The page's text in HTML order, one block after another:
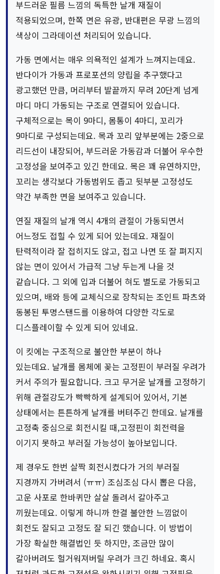
부드러운 필름 느낌의 독특한 날개 재질이
적용되었으며, 한쪽 면은 유광, 반대편은 무광 느낌의
색상이 그라데이션 처리되어 있습니다.
가동 면에서는 매우 의욕적인 설계가 느껴지는데요.
반다이가 가동과 프로포션의 양립을 추구했다고
광고했던 만큼, 머리부터 발끝까지 무려 20단계 넘게
마디 마디 가동되는 구조로 연결되어 있습니다.
구체적으로는 목이 9마디, 몸통이 4마디, 꼬리가
9마디로 구성되는데요. 목과 꼬리 앞부분에는 2중으로
리드선이 내장되어, 부드러운 가동감과 더불어 우수한
고정성을 보여주고 있긴 한데요. 목은 꽤 유연하지만,
꼬리는 생각보다 가동범위도 좁고 뒷부분 고정성도
약간 부족한 면을 보여주고 있습니다.
연질 재질의 날개 역시 4개의 관절이 가동되면서
어느정도 접힐 수 있게 되어 있는데요. 재질이
탄력적이라 잘 접히지도 않고, 접고 나면 또 잘 펴지지
않는 면이 있어서 가급적 그냥 두는게 나을 것
같습니다. 그 외에 입과 더불어 혀도 별도로 가동되고
있으며, 배와 등에 교체식으로 장착되는 조인트 파츠와
동봉된 투명스탠드를 이용하여 다양한 각도로
디스플레이할 수 있게 되어 있네요.
이 킷에는 구조적으로 불안한 부분이 하나
있는데요. 날개를 몸체에 꽂는 고정핀이 부러질 우려가
커서 주의가 필요합니다. 크고 무거운 날개를 고정하기
위해 관절강도가 빡빡하게 설계되어 있어서, 기본
상태에서는 튼튼하게 날개를 버텨주긴 한데요. 날개를
고정축 중심으로 회전시킬 때,고정핀이 회전력을
이기지 못하고 부러질 가능성이 높아보입니다.
제 경우도 한번 살짝 회전시켰다가 거의 부러질
지경까지 가버려서 (ㅠㅠ) 조심조심 다시 뽑은 다음,
고운 사포로 한바퀴만 살살 돌려서 갈아주고
끼웠는데요. 이렇게 하니까 한결 불안한 느낌없이
회전도 잘되고 고정도 잘 되긴 했습니다. 이 방법이
가장 확실한 해결법인 듯 하지만, 조금만 많이
갈아버려도 헐거워져버릴 우려가 크긴 하네요. 혹시